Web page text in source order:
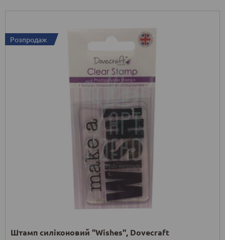
Розпродаж
Штамп силіконовий "Wishes", Dovecraft